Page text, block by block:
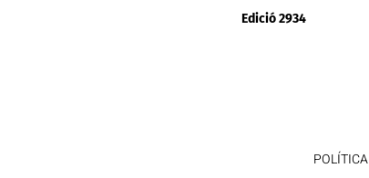
Edició 2934
POLÍTICA